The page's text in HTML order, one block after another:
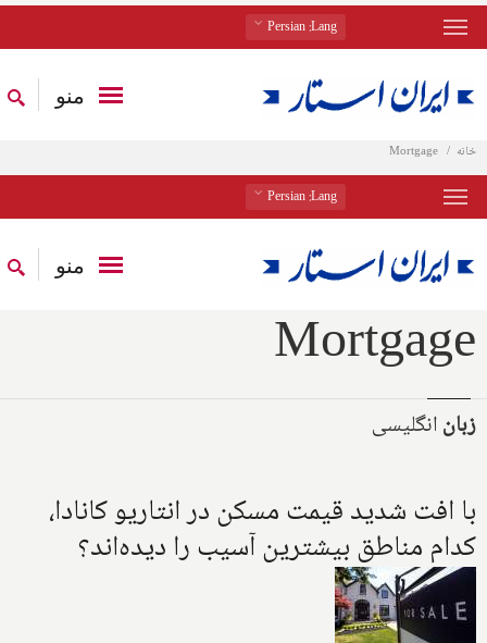
Lang
: Persian
منو
خانه Mortgage
Lang
: Persian
منو
Mortgage
زبانانگلیسی
با افت شدید قیمت مسکن در انتاریو کانادا،
کدام مناطق بیشترین آسیب را دیده‌اند؟